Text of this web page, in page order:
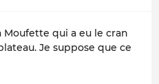
qui a eu le cran
Je suppose que ce